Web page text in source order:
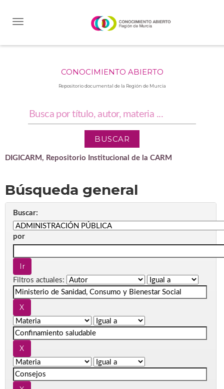
CONOCIMIENTO ABIERTO
Repositorio documental de la Región de Murcia
DIGICARM, Repositorio Institucional de la CARM
Búsqueda general
Buscar:
por
Filtros actuales: